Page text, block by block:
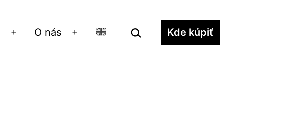
Otvoriť
O nás
Otvoriť
Hľadať… Kde kúpiť